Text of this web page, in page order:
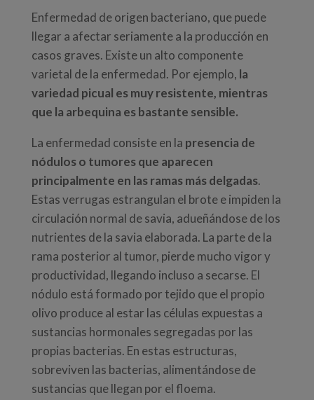
Enfermedad de origen bacteriano, que puede
llegar a afectar seriamente a la producción en
casos graves. Existe un alto componente
varietal de la enfermedad. Por ejemplo, la
variedad picual es muy resistente, mientras
que la arbequina es bastante sensible.
La enfermedad consiste en la presencia de
nódulos o tumores que aparecen
principalmente en las ramas más delgadas.
Estas verrugas estrangulan el brote e impiden la
circulación normal de savia, adueñándose de los
nutrientes de la savia elaborada. La parte de la
rama posterior al tumor, pierde mucho vigor y
productividad, llegando incluso a secarse. El
nódulo está formado por tejido que el propio
olivo produce al estar las células expuestas a
sustancias hormonales segregadas por las
propias bacterias. En estas estructuras,
sobreviven las bacterias, alimentándose de
sustancias que llegan por el floema.